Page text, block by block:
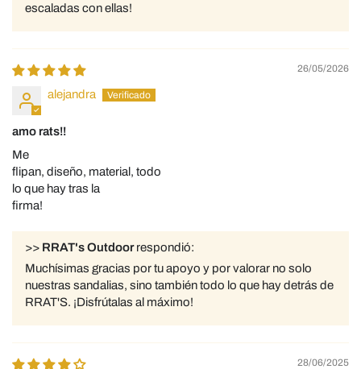
escaladas con ellas!
26/05/2026
alejandra
amo rats!!
Me
flipan, diseño, material, todo
lo que hay tras la
firma!
>> RRAT's Outdoorrespondió:
Muchísimas gracias por tu apoyo y por valorar no solo
nuestras sandalias, sino también todo lo que hay detrás de
RRAT'S. ¡Disfrútalas al máximo!
28/06/2025